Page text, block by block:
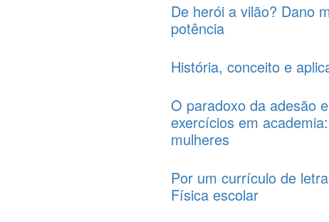
De herói a vilão? Dano
potência
História, conceito e
O paradoxo da adesão
exercícios em
mulheres
Por um currículo de
Física escolar